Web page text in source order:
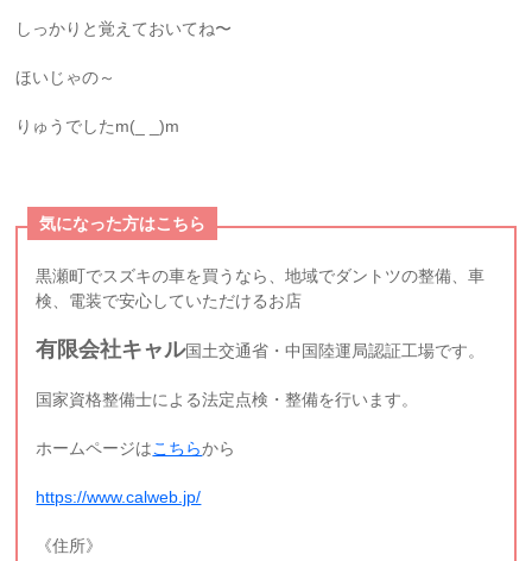
しっかりと覚えておいてね〜
ほいじゃの～
りゅうでしたm(_ _)m
気になった方はこちら
黒瀬町でスズキの車を買うなら、地域でダントツの整備、車
検、電装で安心していただけるお店
有限会社キャル国土交通省・中国陸運局認証工場です。
国家資格整備士による法定点検・整備を行います。
ホームページはこちらから
https://www.calweb.jp/
《住所》